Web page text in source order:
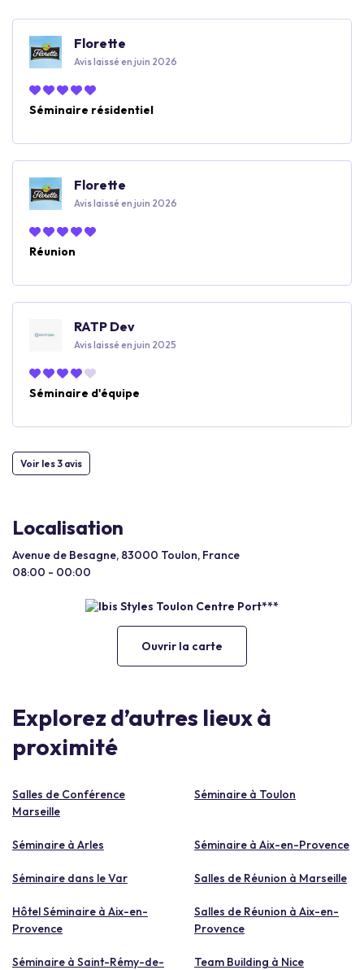
Florette
Avis laissé en juin 2026
Séminaire résidentiel
Florette
Avis laissé en juin 2026
Réunion
RATP Dev
Avis laissé en juin 2025
Séminaire d'équipe
Voir les 3 avis
Localisation
Avenue de Besagne, 83000 Toulon, France
08:00 - 00:00
Ouvrir la carte
Explorez d’autres lieux à
proximité
Salles de Conférence
Marseille
Séminaire à Toulon
Séminaire à Arles Séminaire à Aix-en-Provence
Séminaire dans le Var Salles de Réunion à Marseille
Hôtel Séminaire à Aix-en-
Provence
Salles de Réunion à Aix-en-
Provence
Séminaire à Saint-Rémy-de-
Team Building à Nice